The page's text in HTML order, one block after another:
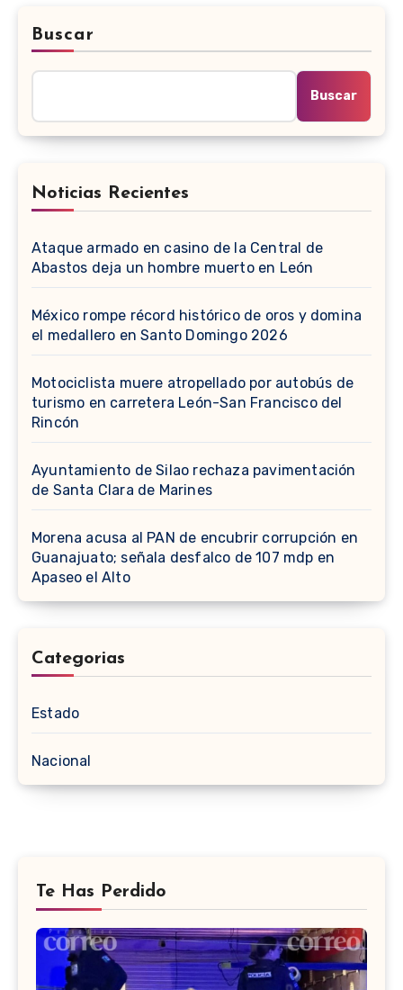
Buscar
Buscar
Noticias Recientes
Ataque armado en casino de la Central de
Abastos deja un hombre muerto en León
México rompe récord histórico de oros y domina
el medallero en Santo Domingo 2026
Motociclista muere atropellado por autobús de
turismo en carretera León-San Francisco del
Rincón
Ayuntamiento de Silao rechaza pavimentación
de Santa Clara de Marines
Morena acusa al PAN de encubrir corrupción en
Guanajuato; señala desfalco de 107 mdp en
Apaseo el Alto
Categorias
Estado
Nacional
Te Has Perdido